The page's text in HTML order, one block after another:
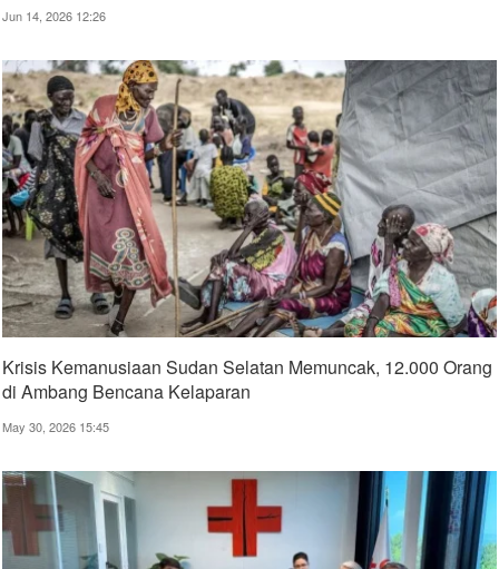
Jun 14, 2026 12:26
Krisis Kemanusiaan Sudan Selatan Memuncak, 12.000 Orang
di Ambang Bencana Kelaparan
May 30, 2026 15:45